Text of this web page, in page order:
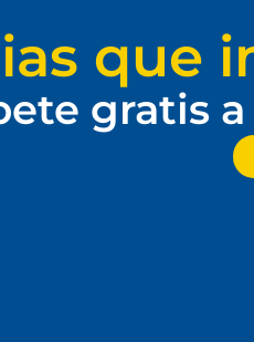
que
gratis